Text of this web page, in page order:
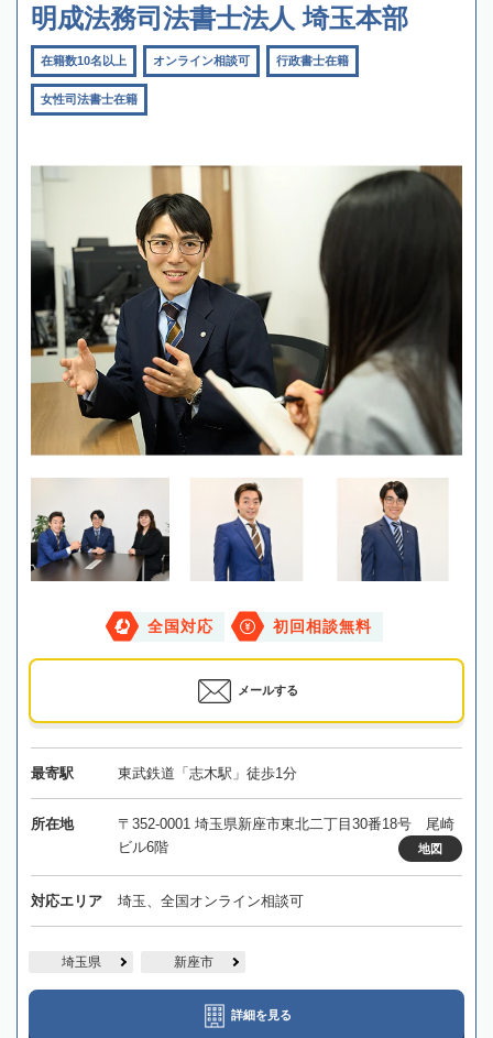
明成法務司法書士法人 埼玉本部
在籍数10名以上 オンライン相談可 行政書士在籍
女性司法書士在籍
全国対応 初回相談無料
メールする
最寄駅 東武鉄道「志木駅」徒歩1分
所在地
〒352-0001 埼玉県新座市東北二丁目30番18号 尾崎
ビル6階
地図
対応エリア 埼玉、全国オンライン相談可
埼玉県 新座市
詳細を見る